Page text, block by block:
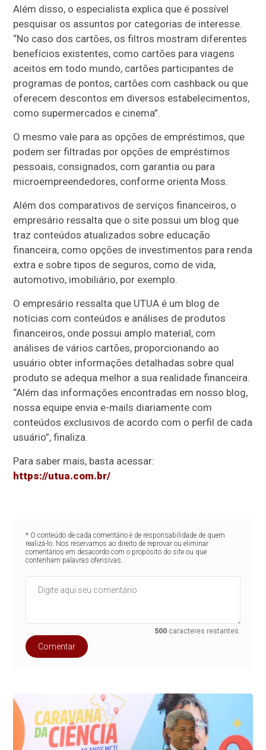
Além disso, o especialista explica que é possível
pesquisar os assuntos por categorias de interesse.
“No caso dos cartões, os filtros mostram diferentes
benefícios existentes, como cartões para viagens
aceitos em todo mundo, cartões participantes de
programas de pontos, cartões com cashback ou que
oferecem descontos em diversos estabelecimentos,
como supermercados e cinema”.
O mesmo vale para as opções de empréstimos, que
podem ser filtradas por opções de empréstimos
pessoais, consignados, com garantia ou para
microempreendedores, conforme orienta Moss.
Além dos comparativos de serviços financeiros, o
empresário ressalta que o site possui um blog que
traz conteúdos atualizados sobre educação
financeira, como opções de investimentos para renda
extra e sobre tipos de seguros, como de vida,
automotivo, imobiliário, por exemplo.
O empresário ressalta que UTUA é um blog de
notícias com conteúdos e análises de produtos
financeiros, onde possui amplo material, com
análises de vários cartões, proporcionando ao
usuário obter informações detalhadas sobre qual
produto se adequa melhor a sua realidade financeira.
“Além das informações encontradas em nosso blog,
nossa equipe envia e-mails diariamente com
conteúdos exclusivos de acordo com o perfil de cada
usuário”, finaliza.
Para saber mais, basta acessar:
https://utua.com.br/
* O conteúdo de cada comentário é de responsabilidade de quem
realizá-lo. Nos reservamos ao direito de reprovar ou eliminar
comentários em desacordo com o propósito do site ou que
contenham palavras ofensivas.
500 caracteres restantes.
Comentar